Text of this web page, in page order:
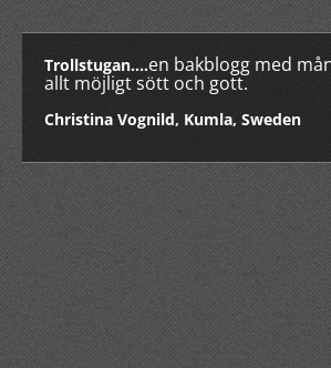
Trollstugan....en bakblogg med
allt möjligt sött och gott.
Christina Vognild, Kumla, Sweden